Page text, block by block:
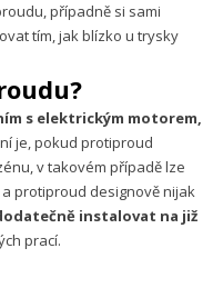
případně si sami
tím, jak blízko u trysky
s elektrickým motorem,
je, pokud protiproud
v takovém případě lze
protiproud designově nijak
instalovat na již
prací.